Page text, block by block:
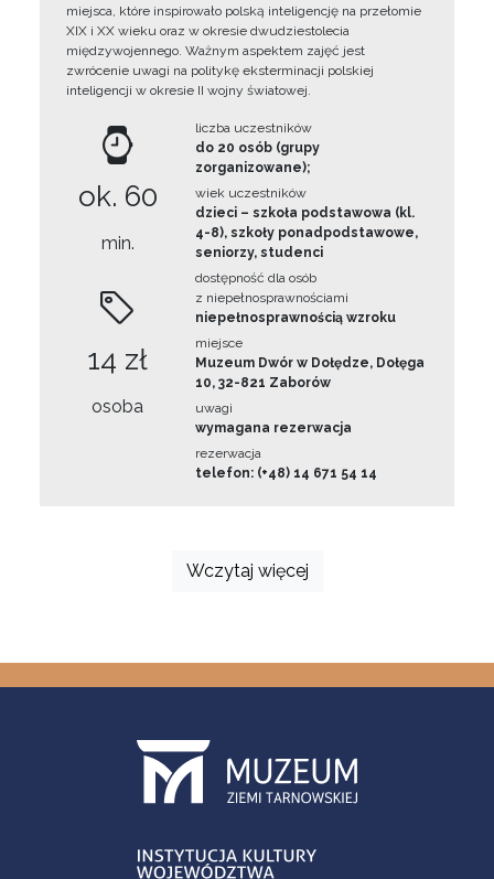
miejsca, które inspirowało polską inteligencję na przełomie
XIX i XX wieku oraz w okresie dwudziestolecia
międzywojennego. Ważnym aspektem zajęć jest
zwrócenie uwagi na politykę eksterminacji polskiej
inteligencji w okresie II wojny światowej.
ok. 60
min.
14 zł
osoba
liczba uczestników
do 20 osób (grupy
zorganizowane);
wiek uczestników
dzieci – szkoła podstawowa (kl.
4-8), szkoły ponadpodstawowe,
seniorzy, studenci
dostępność dla osób
z niepełnosprawnościami
niepełnosprawnością wzroku
miejsce
Muzeum Dwór w Dołędze, Dołęga
10, 32-821 Zaborów
uwagi
wymagana rezerwacja
rezerwacja
telefon: (+48) 14 671 54 14
Wczytaj więcej